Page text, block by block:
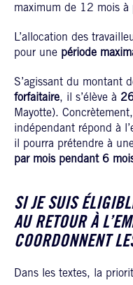
maximum de 12 mois
L’allocation des
pour une période
S’agissant du montant
forfaitaire, il s’élève à
Mayotte).
indépendant répond à
il pourra prétendre à
par mois pendant 6
SI JE SUIS
AU RETOUR À
COORDONNENT
Dans les textes, la